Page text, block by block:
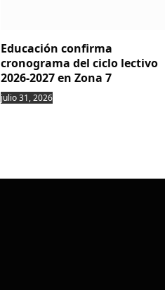
Educación confirma
cronograma del ciclo lectivo
2026-2027 en Zona 7
julio 31, 2026